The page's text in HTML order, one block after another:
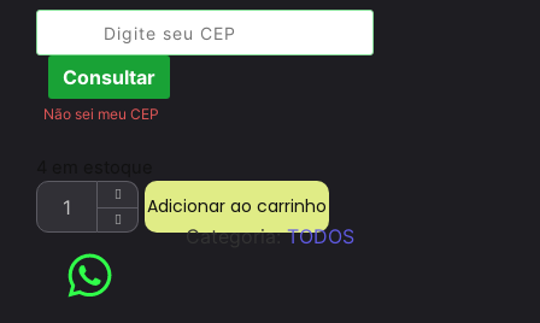
Consultar
Não sei meu CEP
Adicionar ao carrinho
Categoria:TODOS